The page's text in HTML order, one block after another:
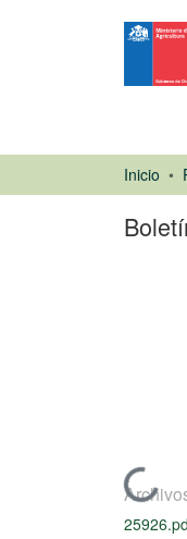
Inicio
Cargando...